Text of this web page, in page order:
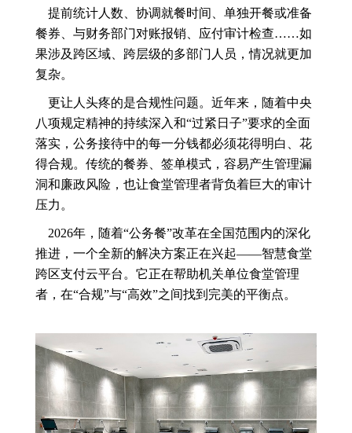
提前统计人数、协调就餐时间、单独开餐或准备
餐券、与财务部门对账报销、应付审计检查……如
果涉及跨区域、跨层级的多部门人员，情况就更加
复杂。
更让人头疼的是合规性问题。近年来，随着中央
八项规定精神的持续深入和“过紧日子”要求的全面
落实，公务接待中的每一分钱都必须花得明白、花
得合规。传统的餐券、签单模式，容易产生管理漏
洞和廉政风险，也让食堂管理者背负着巨大的审计
压力。
2026年，随着“公务餐”改革在全国范围内的深化
推进，一个全新的解决方案正在兴起——智慧食堂
跨区支付云平台。它正在帮助机关单位食堂管理
者，在“合规”与“高效”之间找到完美的平衡点。